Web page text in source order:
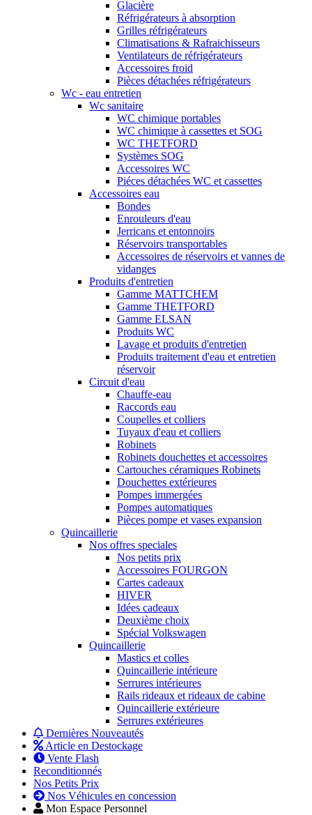
Glacière
Réfrigérateurs à absorption
Grilles réfrigérateurs
Climatisations & Rafraichisseurs
Ventilateurs de réfrigérateurs
Accessoires froid
Pièces détachées réfrigérateurs
Wc - eau entretien
Wc sanitaire
WC chimique portables
WC chimique à cassettes et SOG
WC THETFORD
Systèmes SOG
Accessoires WC
Piéces détachées WC et cassettes
Accessoires eau
Bondes
Enrouleurs d'eau
Jerricans et entonnoirs
Réservoirs transportables
Accessoires de réservoirs et vannes de
vidanges
Produits d'entretien
Gamme MATTCHEM
Gamme THETFORD
Gamme ELSAN
Produits WC
Lavage et produits d'entretien
Produits traitement d'eau et entretien
réservoir
Circuit d'eau
Chauffe-eau
Raccords eau
Coupelles et colliers
Tuyaux d'eau et colliers
Robinets
Robinets douchettes et accessoires
Cartouches céramiques Robinets
Douchettes extérieures
Pompes immergées
Pompes automatiques
Pièces pompe et vases expansion
Quincaillerie
Nos offres speciales
Nos petits prix
Accessoires FOURGON
Cartes cadeaux
HIVER
Idées cadeaux
Deuxième choix
Spécial Volkswagen
Quincaillerie
Mastics et colles
Quincaillerie intérieure
Serrures intérieures
Rails rideaux et rideaux de cabine
Quincaillerie extérieure
Serrures extérieures
Dernières Nouveautés
Article en Destockage
Vente Flash
Reconditionnés
Nos Petits Prix
Nos Véhicules en concession
Mon Espace Personnel